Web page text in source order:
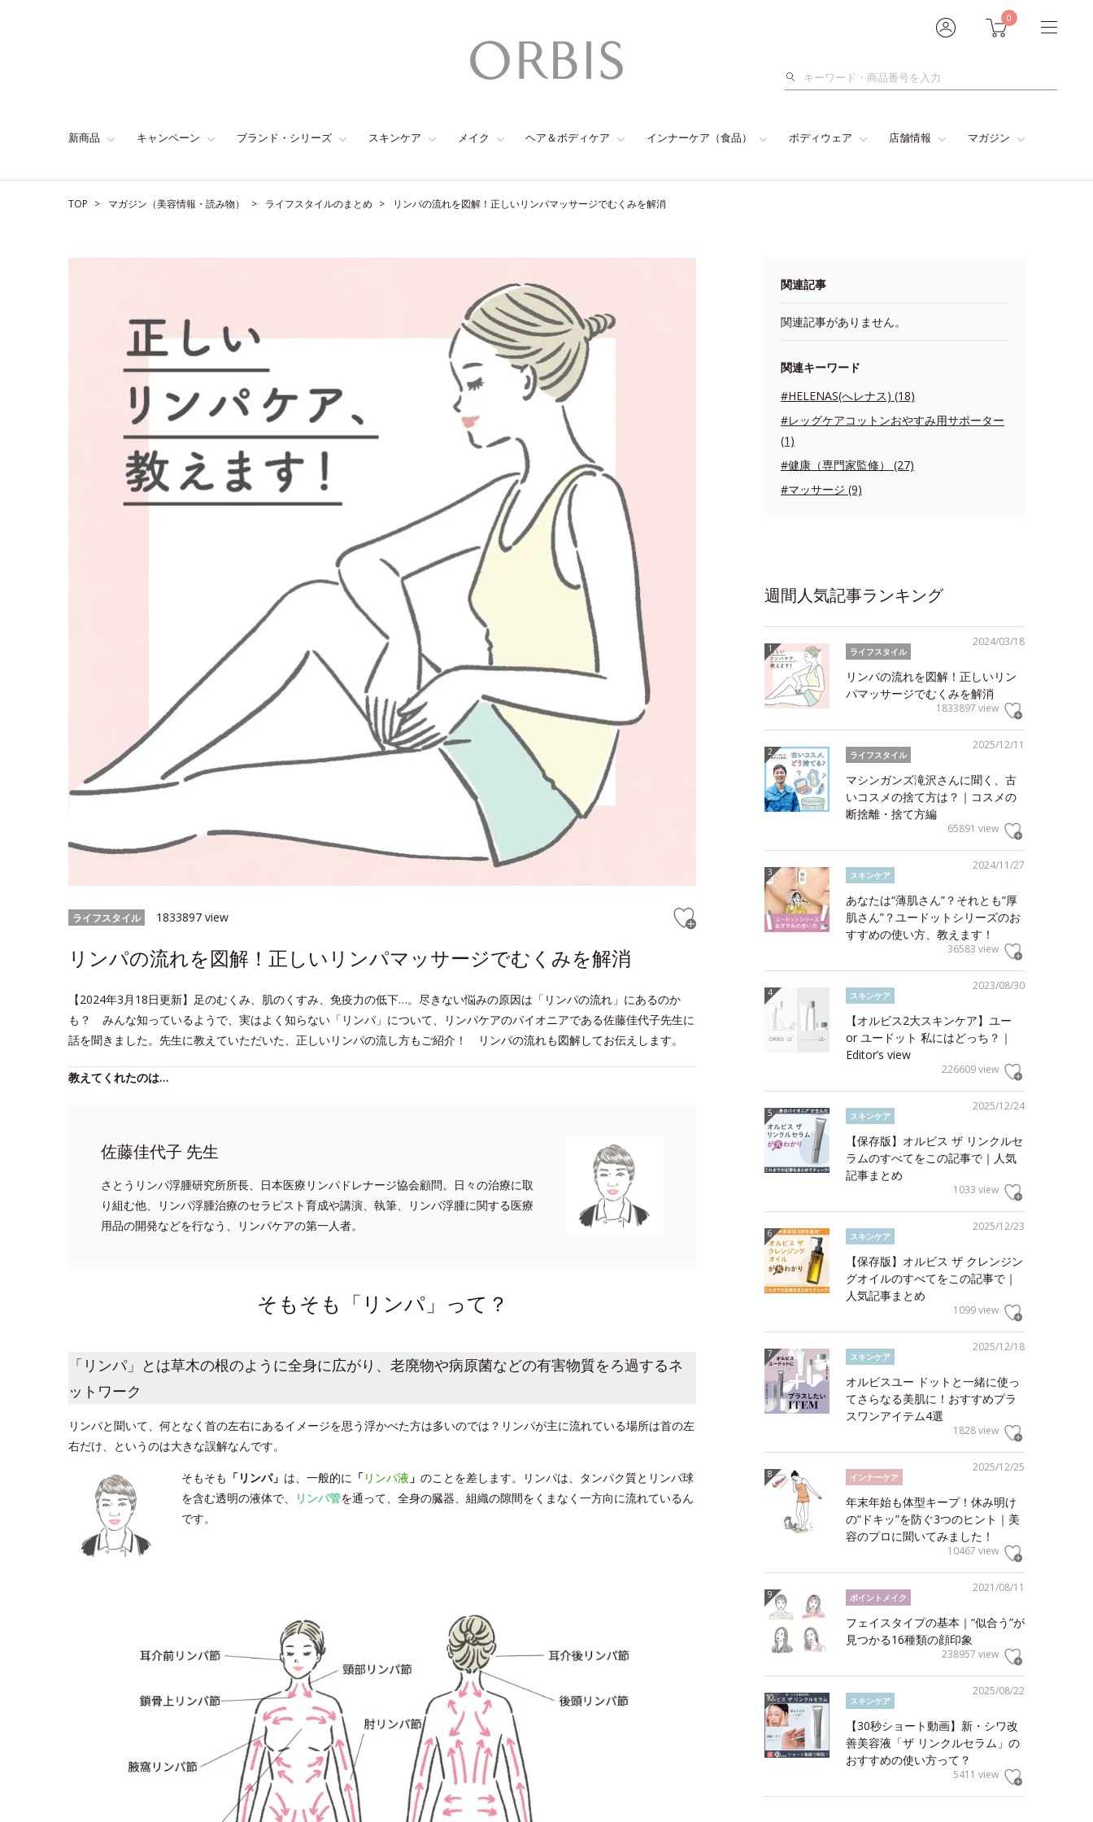
0
検
新商品 キャンペーン ブランド・シリーズ スキンケア メイク ヘア＆ボディケア インナーケア（食品） ボディウェア 店舗情報 マガジン
TOP マガジン（美容情報・読み物） ライフスタイルのまとめ リンパの流れを図解！正しいリンパマッサージでむくみを解消
ライフスタイル 1833897 view
リンパの流れを図解！正しいリンパマッサージでむくみを解消
【2024年3月18日更新】足のむくみ、肌のくすみ、免疫力の低下…。尽きない悩みの原因は「リンパの流れ」にあるのか
も？ みんな知っているようで、実はよく知らない「リンパ」について、リンパケアのパイオニアである佐藤佳代子先生に
話を聞きました。先生に教えていただいた、正しいリンパの流し方もご紹介！ リンパの流れも図解してお伝えします。
教えてくれたのは…
佐藤佳代子 先生
さとうリンパ浮腫研究所所長、日本医療リンパドレナージ協会顧問。日々の治療に取
り組む他、リンパ浮腫治療のセラピスト育成や講演、執筆、リンパ浮腫に関する医療
用品の開発などを行なう、リンパケアの第一人者。
そもそも「リンパ」って？
「リンパ」とは草木の根のように全身に広がり、老廃物や病原菌などの有害物質をろ過するネ
ットワーク
リンパと聞いて、何となく首の左右にあるイメージを思う浮かべた方は多いのでは？リンパが主に流れている場所は首の左
右だけ、というのは大きな誤解なんです。
そもそも 「リンパ」 は、一般的に 「リンパ液 」 のことを差します。リンパは、タンパク質とリンパ球
を含む透明の液体で、
リンパ管を通って、全身の臓器、組織の隙間をくまなく一方向に流れているん
です。
関連記事
関連記事がありません。
関連キーワード
#HELENAS(へレナス) (18)
#レッグケアコットンおやすみ用サポーター
(1)
#健康（専門家監修） (27)
#マッサージ (9)
週間人気記事ランキング
2024/03/18
ライフスタイル
リンパの流れを図解！正しいリン
パマッサージでむくみを解消
1833897 view
2025/12/11
ライフスタイル
マシンガンズ滝沢さんに聞く、古
いコスメの捨て方は？｜コスメの
断捨離・捨て方編
65891 view
2024/11/27
スキンケア
あなたは“薄肌さん”？それとも“厚
肌さん”？ユードットシリーズのお
すすめの使い方、教えます！
36583 view
2023/08/30
スキンケア
【オルビス2大スキンケア】ユー
or ユードット 私にはどっち？｜
Editor’s view
226609 view
2025/12/24
スキンケア
【保存版】オルビス ザ リンクルセ
ラムのすべてをこの記事で｜人気
記事まとめ
1033 view
2025/12/23
スキンケア
【保存版】オルビス ザ クレンジン
グオイルのすべてをこの記事で｜
人気記事まとめ
1099 view
2025/12/18
スキンケア
オルビスユー ドットと一緒に使っ
てさらなる美肌に！おすすめプラ
スワンアイテム4選
1828 view
2025/12/25
インナーケア
年末年始も体型キープ！休み明け
の“ドキッ”を防ぐ3つのヒント｜美
容のプロに聞いてみました！
10467 view
2021/08/11
ポイントメイク
フェイスタイプの基本｜“似合う”が
見つかる16種類の顔印象
238957 view
2025/08/22
スキンケア
【30秒ショート動画】新・シワ改
善美容液「ザ リンクルセラム」の
おすすめの使い方って？
5411 view